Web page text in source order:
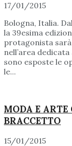
17/01/2015
Bologna, Italia.
la 39esima
protagonista
nell’area
sono esposte le
le...
MODA E
BRACCETTO
15/01/2015